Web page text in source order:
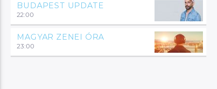
BUDAPEST UPDATE
22:00
MAGYAR ZENEI ÓRA
23:00